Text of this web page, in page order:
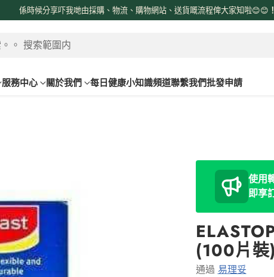
係時候分享吓我哋由採購、物流、購物網站、送貨嘅流程俾大家知啦😊😊 ！
。 搜索範圍内
服務中心 關於我們 每日健康小知識頻道聯繫我們批發申請
使用
即享
(100片裝)
通過 易理妥